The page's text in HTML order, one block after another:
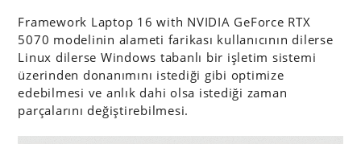
Framework Laptop 16 with NVIDIA GeForce RTX
5070 modelinin alameti farikası kullanıcının dilerse
Linux dilerse Windows tabanlı bir işletim sistemi
üzerinden donanımını istediği gibi optimize
edebilmesi ve anlık dahi olsa istediği zaman
parçalarını değiştirebilmesi.